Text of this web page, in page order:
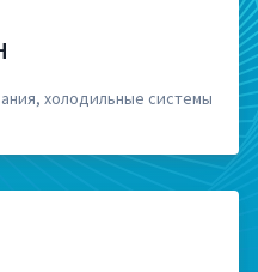
холодильные системы